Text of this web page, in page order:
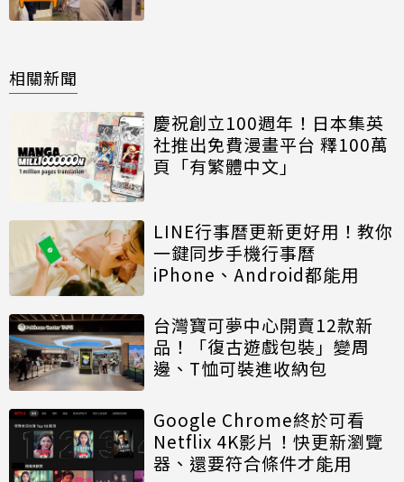
相關新聞
慶祝創立100週年！日本集英
社推出免費漫畫平台 釋100萬
頁「有繁體中文」
LINE行事曆更新更好用！教你
一鍵同步手機行事曆
iPhone、Android都能用
台灣寶可夢中心開賣12款新
品！「復古遊戲包裝」變周
邊、T恤可裝進收納包
Google Chrome終於可看
Netflix 4K影片！快更新瀏覽
器、還要符合條件才能用